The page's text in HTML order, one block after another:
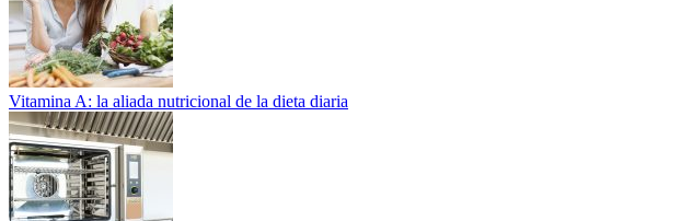
Vitamina A: la aliada nutricional de la dieta diaria